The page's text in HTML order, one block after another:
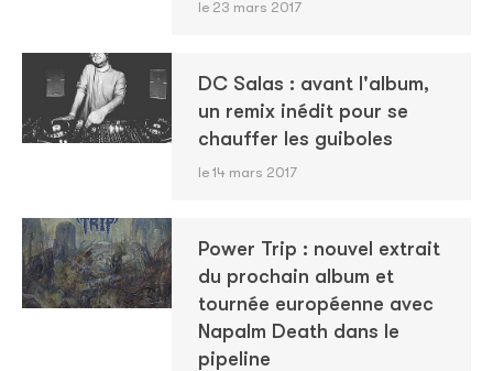
le 23 mars 2017
DC Salas : avant l'album,
un remix inédit pour se
chauffer les guiboles
le 14 mars 2017
Power Trip : nouvel extrait
du prochain album et
tournée européenne avec
Napalm Death dans le
pipeline